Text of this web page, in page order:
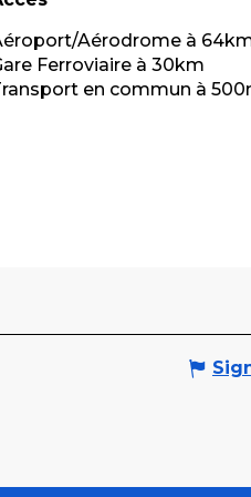
Aérodrome à
Ferroviaire à 30km
en commun à